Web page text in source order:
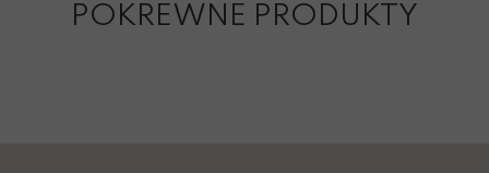
POKREWNE PRODUKTY